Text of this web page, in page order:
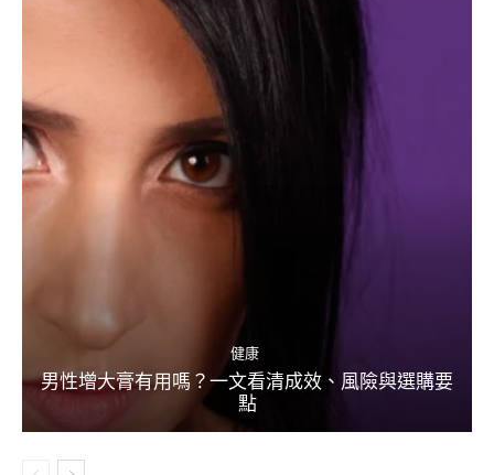
健康
男性增大膏有用嗎？一文看清成效、風險與選購要
點